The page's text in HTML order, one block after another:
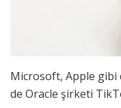
Microsoft, Apple gibi
de Oracle şirketi